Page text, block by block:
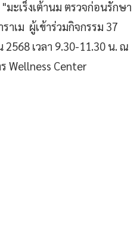
มะเร็งเต้านม ตรวจก่อนรักษา
เม ผู้เข้าร่วมกิจกรรม 37
เวลา 9.30-11.30 น. ณ
Wellness Center